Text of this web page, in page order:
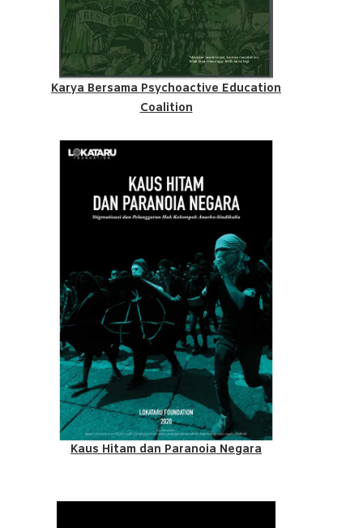
Karya Bersama Psychoactive Education
Coalition
Kaus Hitam dan Paranoia Negara